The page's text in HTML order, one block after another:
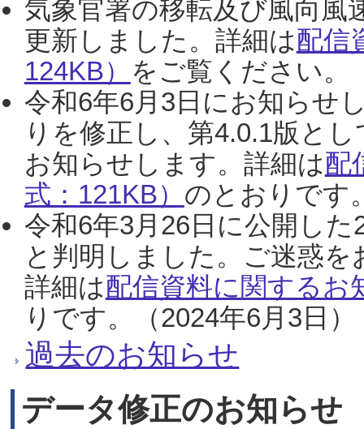
気象官署の移転及び風向風
更新しました。詳細は配信
124KB） をご覧ください。
令和6年6月3日にお知らせ
りを修正し、第4.0.1版と
お知らせします。詳細は配
式：121KB） のとおりです
令和6年3月26日に公開し
と判明しました。ご迷惑
詳細は配信資料に関するお
りです。（2024年6月3日）
過去のお知らせ
データ修正のお知らせ